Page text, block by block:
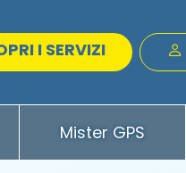
I SERVIZI
Mister GPS